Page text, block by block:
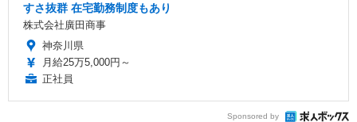
すさ抜群 在宅勤務制度もあり
株式会社廣田商事
神奈川県
月給25万5,000円～
正社員
Sponsored by